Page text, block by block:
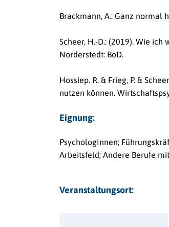
Brackmann, A.: Ganz normal
Scheer, H.-D.: (2019). Wie
Norderstedt: BoD.
Hossiep. R. & Frieg, P. &
nutzen können.
Eignung:
PsychologInnen;
Arbeitsfeld; Andere Berufe
Veranstaltungsort: